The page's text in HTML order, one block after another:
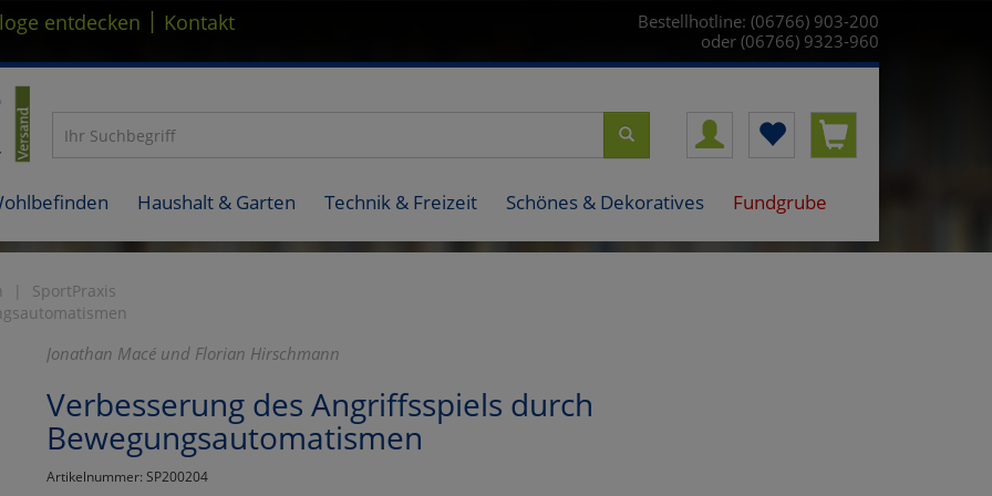
entdecken | Kontakt
Bestellhotline: (06766) 903-200
oder (06766) 9323-960
Haushalt & Garten Technik & Freizeit Schönes & Dekoratives Fundgrube
SportPraxis
Jonathan Macé und Florian Hirschmann
Verbesserung des Angriffsspiels durch
Bewegungsautomatismen
Artikelnummer: SP200204